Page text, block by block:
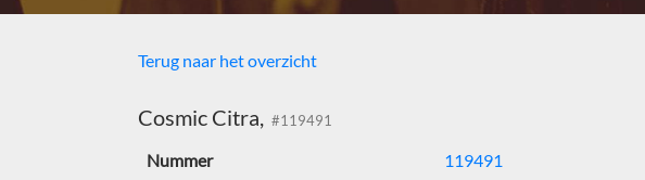
Terug naar het overzicht
Cosmic Citra, #119491
Nummer 119491